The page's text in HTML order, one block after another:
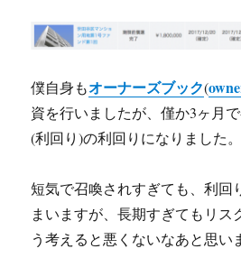
僕自身もオーナーズブック(
資を行いましたが、僅か3ヶ月
(利回り)の利回りになりました。
短気で召喚されすぎても、利回
まいますが、長期すぎてもリス
う考えると悪くないなあと思い